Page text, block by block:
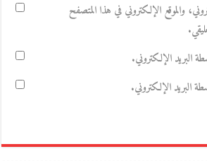
والموقع الإلكتروني في هذا المتصفح
البريد الإلكتروني.
البريد الإلكتروني.